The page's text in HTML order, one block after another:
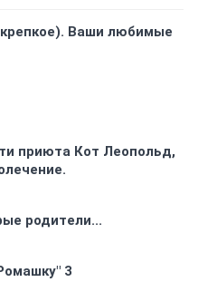
крепкое). Ваши любимые
приюта Кот Леопольд,
родители...
3